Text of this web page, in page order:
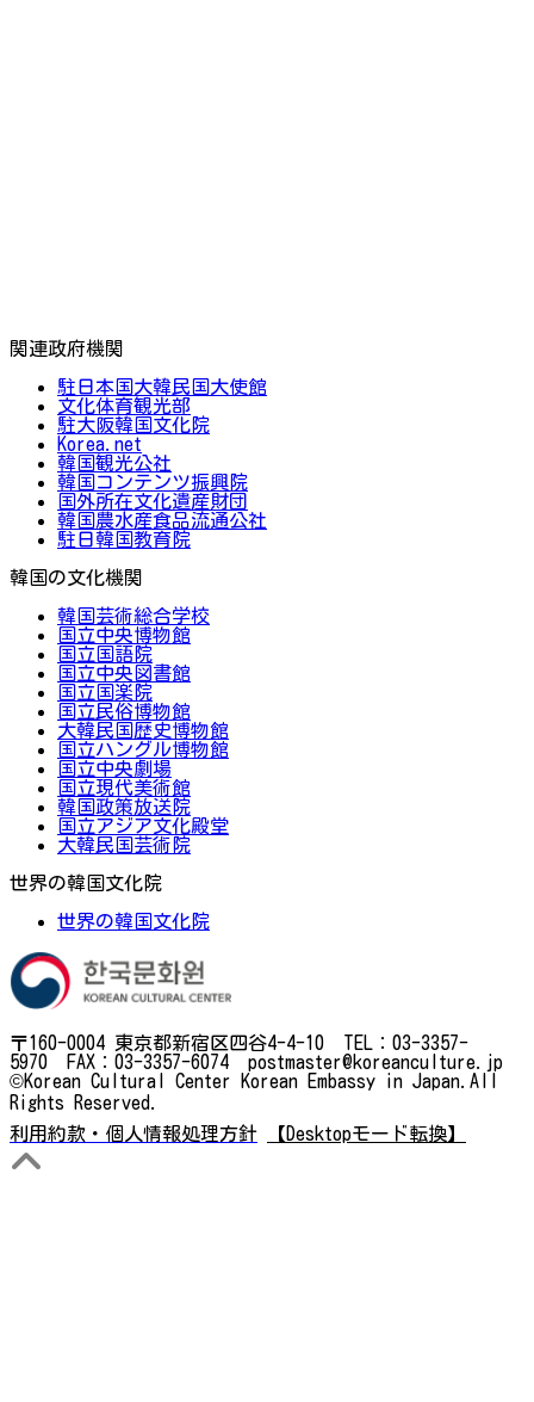
関連政府機関
駐日本国大韓民国大使館
文化体育観光部
駐大阪韓国文化院
Korea.net
韓国観光公社
韓国コンテンツ振興院
国外所在文化遺産財団
韓国農水産食品流通公社
駐日韓国教育院
韓国の文化機関
韓国芸術総合学校
国立中央博物館
国立国語院
国立中央図書館
国立国楽院
国立民俗博物館
大韓民国歴史博物館
国立ハングル博物館
国立中央劇場
国立現代美術館
韓国政策放送院
国立アジア文化殿堂
大韓民国芸術院
世界の韓国文化院
世界の韓国文化院
〒160-0004 東京都新宿区四谷4-4-10 TEL：03-3357-
5970 FAX：03-3357-6074 postmaster@koreanculture.jp
©Korean Cultural Center Korean Embassy in Japan.All
Rights Reserved.
利用約款・個人情報処理方針
【Desktopモード転換】